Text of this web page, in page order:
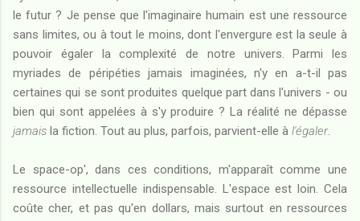
le futur ? Je pense que l'imaginaire humain est une ressource
sans limites, ou à tout le moins, dont l'envergure est la seule à
pouvoir égaler la complexité de notre univers. Parmi les
myriades de péripéties jamais imaginées, n'y en a-t-il pas
certaines qui se sont produites quelque part dans l'univers - ou
bien qui sont appelées à s'y produire ? La réalité ne dépasse
jamais la fiction. Tout au plus, parfois, parvient-elle à l'égaler.
Le space-op', dans ces conditions, m'apparaît comme une
ressource intellectuelle indispensable. L'espace est loin. Cela
coûte cher, et pas qu'en dollars, mais surtout en ressources